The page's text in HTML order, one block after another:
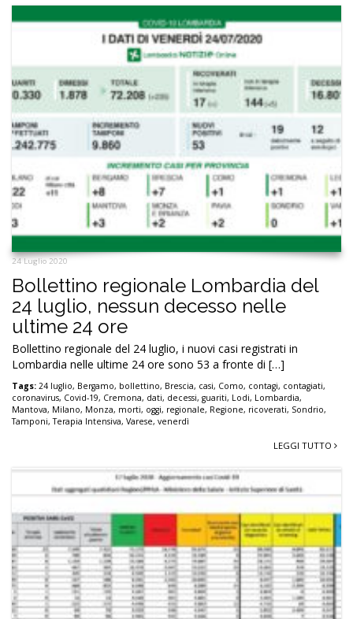
24 Luglio 2020
Bollettino regionale Lombardia del
24 luglio, nessun decesso nelle
ultime 24 ore
Bollettino regionale del 24 luglio, i nuovi casi registrati in
Lombardia nelle ultime 24 ore sono 53 a fronte di […]
Tags: 24 luglio, Bergamo, bollettino, Brescia, casi, Como, contagi, contagiati,
coronavirus, Covid-19, Cremona, dati, decessi, guariti, Lodi, Lombardia,
Mantova, Milano, Monza, morti, oggi, regionale, Regione, ricoverati, Sondrio,
Tamponi,Terapia Intensiva, Varese, venerdì
LEGGI TUTTO